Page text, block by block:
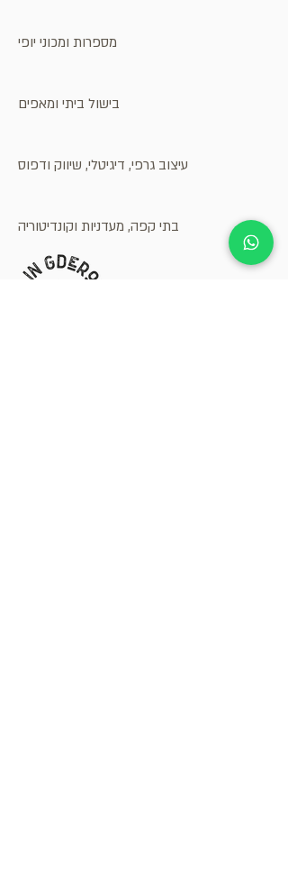
מספרות ומכוני יופי
בישול ביתי ומאפים
עיצוב גרפי, דיגיטלי, שיווק ודפוס
בתי קפה, מעדניות וקונדיטוריה